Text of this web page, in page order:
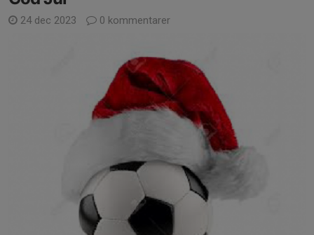
24 dec 2023 0 kommentarer